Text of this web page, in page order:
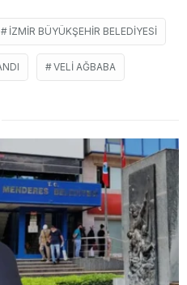
İZMIR BÜYÜKŞEHIR BELEDIYESI
VELI AĞBABA